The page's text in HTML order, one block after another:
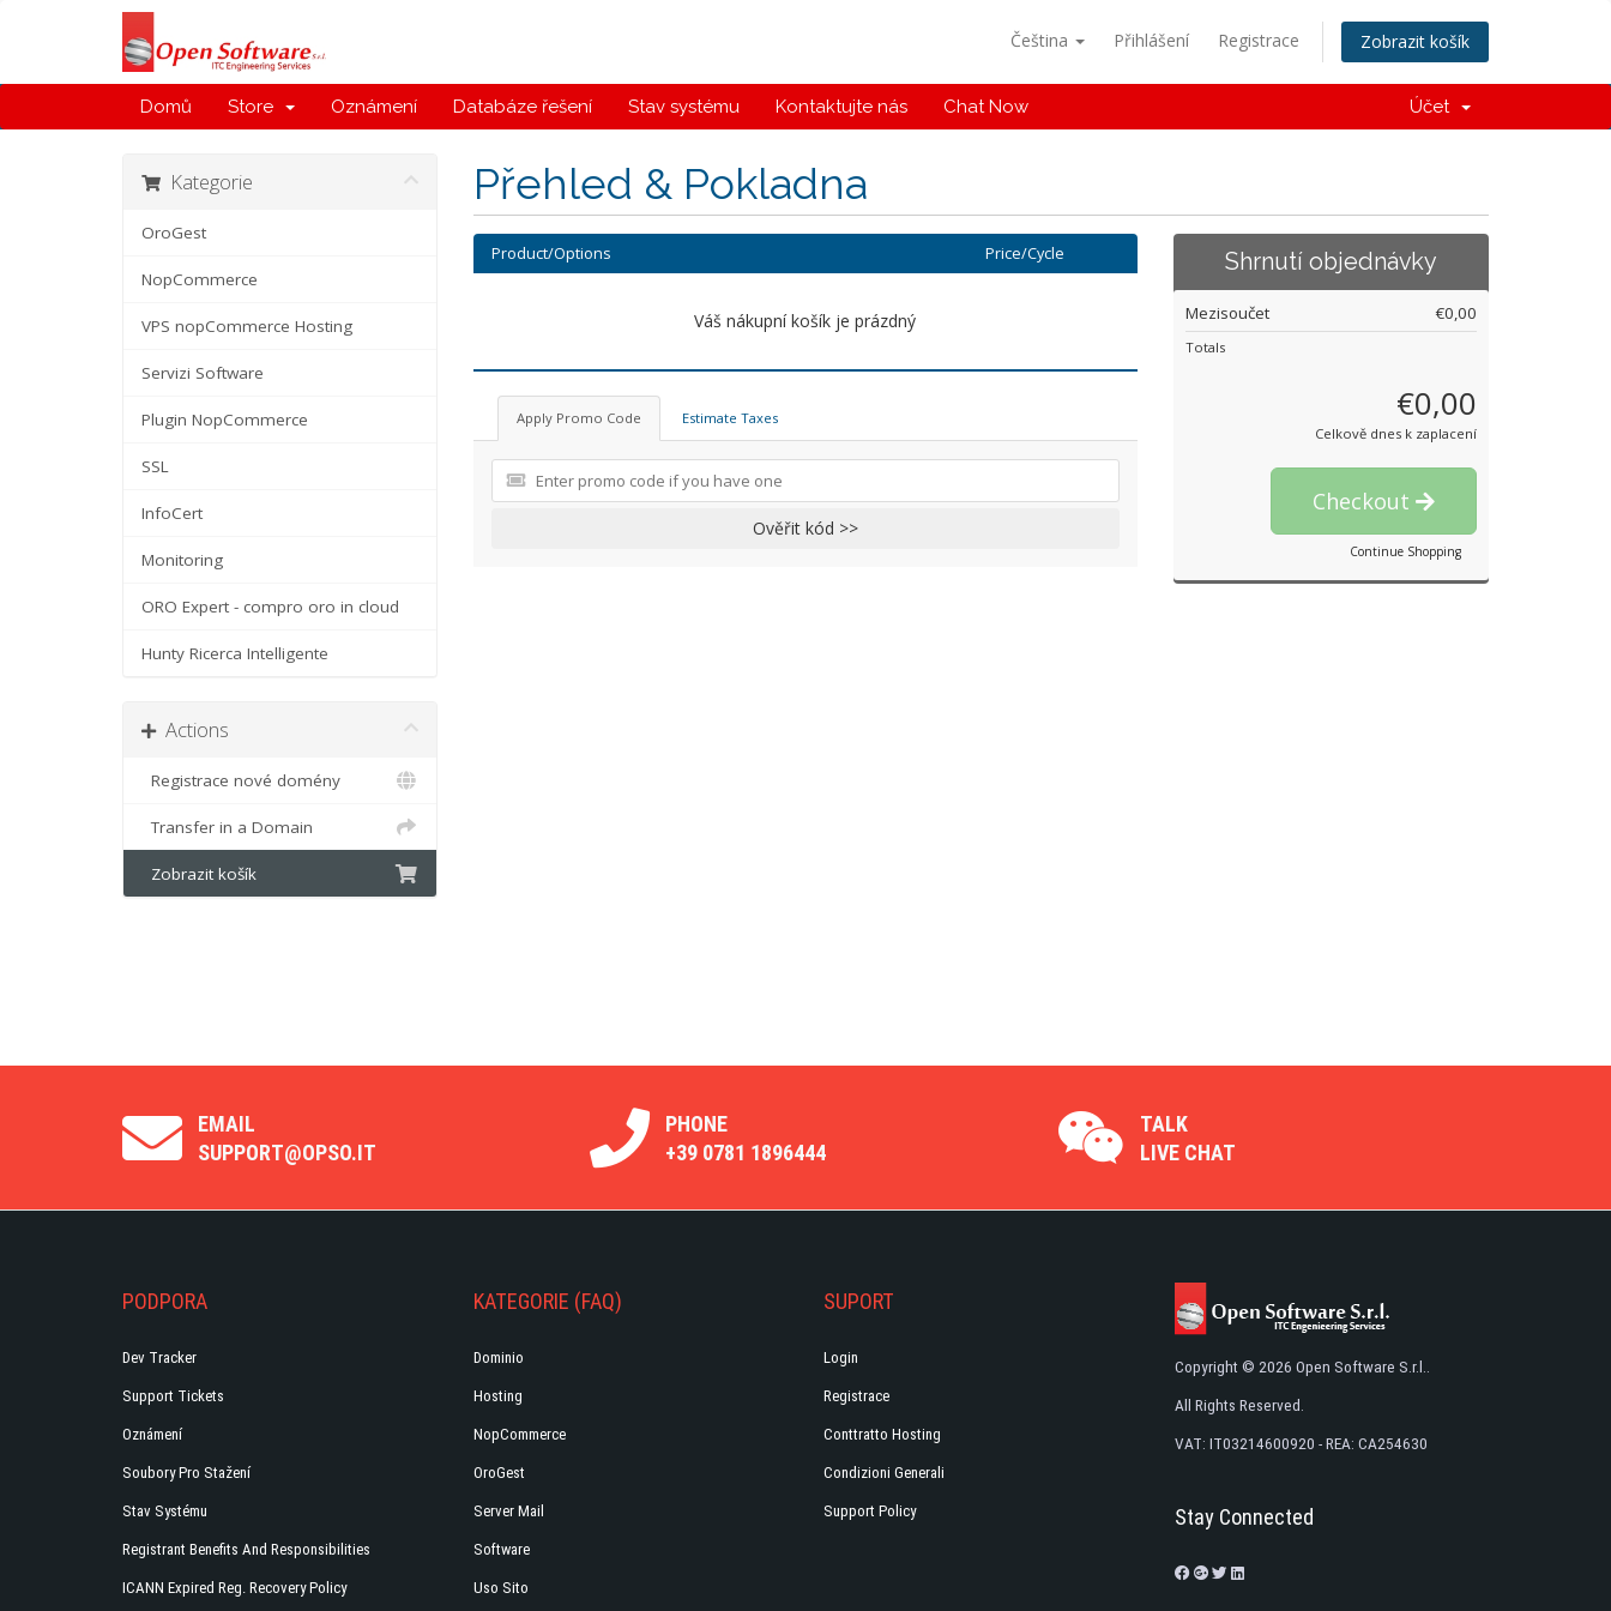
Čeština Přihlášení Registrace Zobrazit košík
Domů Store Oznámení Databáze řešení Stav systému Kontaktujte nás Chat Now Účet
Přehled & Pokladna
Kategorie
OroGest
NopCommerce
VPS nopCommerce Hosting
Servizi Software
Plugin NopCommerce
SSL
InfoCert
Monitoring
ORO Expert - compro oro in cloud
Hunty Ricerca Intelligente
Actions
Registrace nové domény
Transfer in a Domain
Zobrazit košík
Product/Options Price/Cycle
Váš nákupní košík je prázdný
Apply Promo Code Estimate Taxes
Ověřit kód >>
Shrnutí objednávky
Mezisoučet €0,00
Totals
€0,00
Celkově dnes k zaplacení
Checkout
Continue Shopping
EMAIL
SUPPORT@OPSO.IT
PHONE
+39 0781 1896444
TALK
LIVE CHAT
PODPORA
Dev Tracker
Support Tickets
Oznámení
Soubory Pro Stažení
Stav Systému
Registrant Benefits And Responsibilities
ICANN Expired Reg. Recovery Policy
KATEGORIE (FAQ)
Dominio
Hosting
NopCommerce
OroGest
Server Mail
Software
Uso Sito
SUPORT
Login
Registrace
Conttratto Hosting
Condizioni Generali
Support Policy
Copyright © 2026 Open Software S.r.l..
All Rights Reserved.
VAT: IT03214600920 - REA: CA254630
Stay Connected